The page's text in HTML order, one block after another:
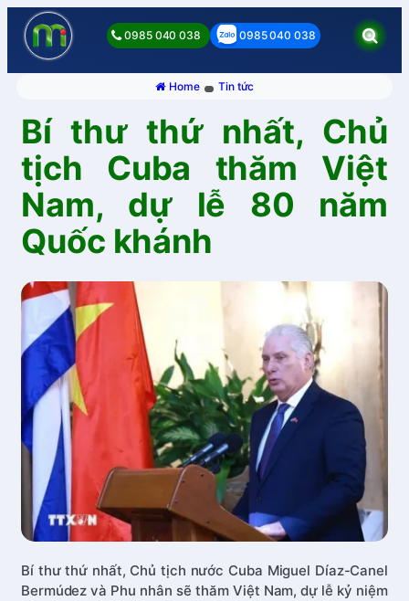
0985 040 038 0985 040 038
Home Tin tức
Bí thư thứ nhất, Chủ
tịch Cuba thăm Việt
Nam, dự lễ 80 năm
Quốc khánh
Bí thư thứ nhất, Chủ tịch nước Cuba Miguel Díaz-Canel
Bermúdez và Phu nhân sẽ thăm Việt Nam, dự lễ kỷ niệm